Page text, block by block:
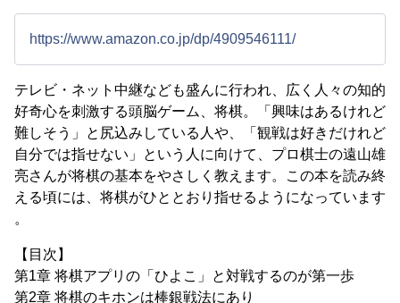
https://www.amazon.co.jp/dp/4909546111/
テレビ・ネット中継なども盛んに行われ、広く人々の知的
好奇心を刺激する頭脳ゲーム、将棋。「興味はあるけれど
難しそう」と尻込みしている人や、「観戦は好きだけれど
自分では指せない」という人に向けて、プロ棋士の遠山雄
亮さんが将棋の基本をやさしく教えます。この本を読み終
える頃には、将棋がひととおり指せるようになっています
。
【目次】
第1章 将棋アプリの「ひよこ」と対戦するのが第一歩
第2章 将棋のキホンは棒銀戦法にあり